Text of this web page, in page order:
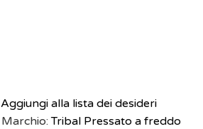
Aggiungi alla lista dei desideri
Marchio:Tribal Pressato a freddo